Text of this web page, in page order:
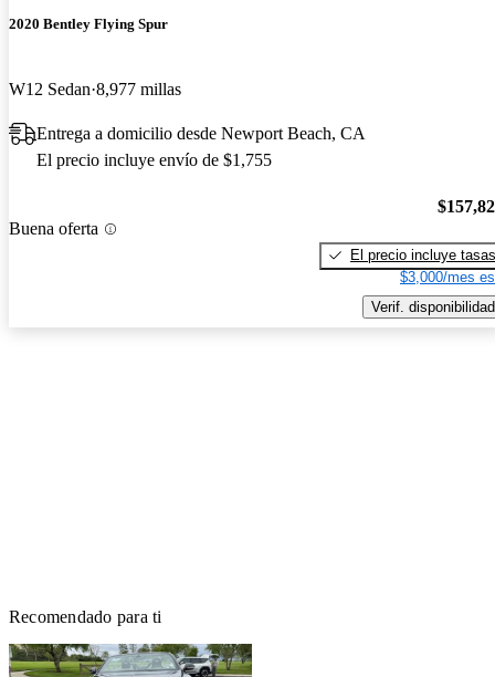
2020 Bentley Flying Spur
W12 Sedan 8,977 millas
Entrega a domicilio desde Newport Beach, CA
El precio incluye envío de $1,755
Buena oferta
El precio incluye tasas
$3,000/mes
Verif. disponibilidad
Recomendado para ti